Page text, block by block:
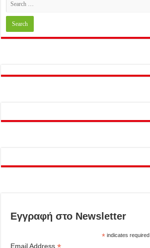
Εγγραφή στο Newsletter
*indicates required
Email Address